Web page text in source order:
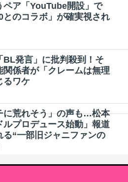
ペア「YouTube開設」で
とのコラボ」が確実視され
BL発言」に批判殺到！そ
関係者が「クレームは無理
るワケ
に荒れそう」の声も…松本
ルプロデュース始動」報道
る“一部旧ジャニファンの